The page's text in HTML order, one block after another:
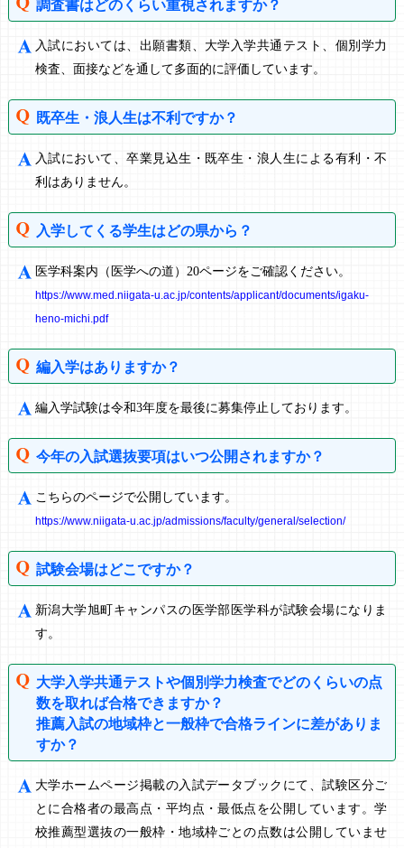
調査書はどのくらい重視されますか？
入試においては、出願書類、大学入学共通テスト、個別学力
検査、面接などを通して多面的に評価しています。
既卒生・浪人生は不利ですか？
入試において、卒業見込生・既卒生・浪人生による有利・不
利はありません。
入学してくる学生はどの県から？
医学科案内（医学への道）20ページをご確認ください。
https://www.med.niigata-u.ac.jp/contents/applicant/documents/igaku-
heno-michi.pdf
編入学はありますか？
編入学試験は令和3年度を最後に募集停止しております。
今年の入試選抜要項はいつ公開されますか？
こちらのページで公開しています。
https://www.niigata-u.ac.jp/admissions/faculty/general/selection/
試験会場はどこですか？
新潟大学旭町キャンパスの医学部医学科が試験会場になりま
す。
大学入学共通テストや個別学力検査でどのくらいの点
数を取れば合格できますか？
推薦入試の地域枠と一般枠で合格ラインに差がありま
すか？
大学ホームページ掲載の入試データブックにて、試験区分ご
とに合格者の最高点・平均点・最低点を公開しています。学
校推薦型選抜の一般枠・地域枠ごとの点数は公開していませ